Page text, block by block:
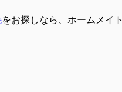
をお探しなら、ホームメイト